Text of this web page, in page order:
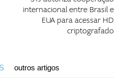
internacional entre Brasil e
EUA para acessar HD
criptografado
outros artigos